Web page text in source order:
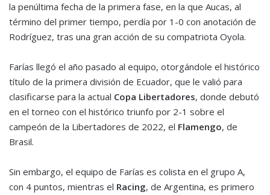
la penúltima fecha de la primera fase, en la que Aucas, al
término del primer tiempo, perdía por 1-0 con anotación de
Rodríguez, tras una gran acción de su compatriota Oyola.
Farías llegó el año pasado al equipo, otorgándole el histórico
título de la primera división de Ecuador, que le valió para
clasificarse para la actual Copa Libertadores, donde debutó
en el torneo con el histórico triunfo por 2-1 sobre el
campeón de la Libertadores de 2022, el Flamengo, de
Brasil.
Sin embargo, el equipo de Farías es colista en el grupo A,
con 4 puntos, mientras el Racing, de Argentina, es primero